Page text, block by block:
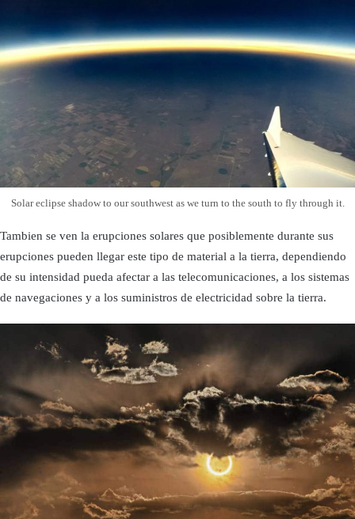
Solar eclipse shadow to our southwest as we turn to the south to fly through it.
Tambien se ven la erupciones solares que posiblemente durante sus
erupciones pueden llegar este tipo de material a la tierra, dependiendo
de su intensidad pueda afectar a las telecomunicaciones, a los sistemas
de navegaciones y a los suministros de electricidad sobre la tierra.